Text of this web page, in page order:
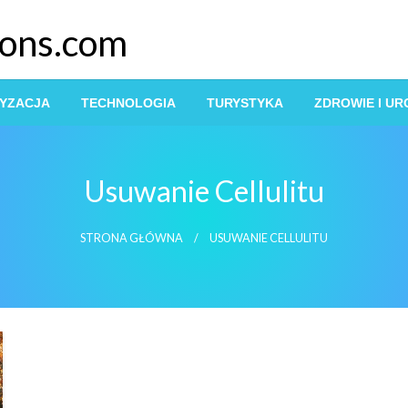
TECHNOLOGIA TURYSTYKA ZDROWIE I
Usuwanie Cellulitu
STRONA GŁÓWNA USUWANIE CELLULITU